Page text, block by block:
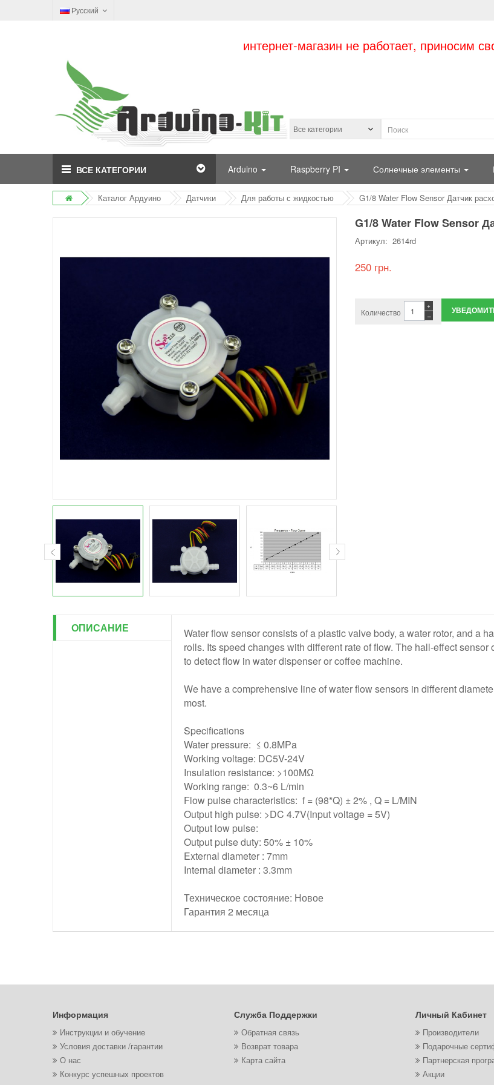
Русский
интернет-магазин не работает, приносим
ВСЕ КАТЕГОРИИ Arduino Raspberry PI Солнечные элементы
Каталог Ардуино Датчики Для работы с жидкостью G1/8 Water Flow Sensor Датчик
G1/8 Water Flow Sensor
Артикул: 2614rd
250 грн.
Количество −
+
ОПИСАНИЕ
Water flow sensor consists of a plastic valve body, a water rotor, and a
rolls. Its speed changes with different rate of flow. The hall-effect
to detect flow in water dispenser or coffee machine.
We have a comprehensive line of water flow sensors in different
most.
Specifications
Water pressure: ≤ 0.8MPa
Working voltage: DC5V-24V
Insulation resistance: >100MΩ
Working range: 0.3~6 L/min
Flow pulse characteristics: f = (98*Q) ± 2% , Q = L/MIN
Output high pulse: >DC 4.7V(Input voltage = 5V)
Output low pulse:
Output pulse duty: 50% ± 10%
External diameter : 7mm
Internal diameter : 3.3mm
Техническое состояние: Новое
Гарантия 2 месяца
Информация
Инструкции и обучение
Условия доставки /гарантии
О нас
Конкурс успешных проектов
Служба Поддержки
Обратная связь
Возврат товара
Карта сайта
Личный Кабинет
Производители
Подарочные
Партнерская
Акции